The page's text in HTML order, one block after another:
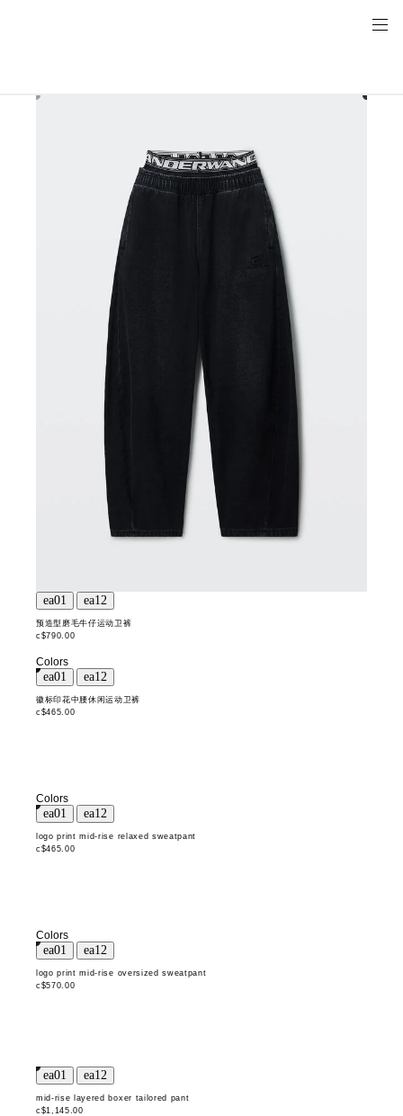
预造型磨毛牛仔运动卫裤
c$790.00
Colors
徽标印花中腰休闲运动卫裤
c$465.00
Colors
logo print mid-rise relaxed sweatpant
c$465.00
Colors
logo print mid-rise oversized sweatpant
c$570.00
mid-rise layered boxer tailored pant
c$1,145.00